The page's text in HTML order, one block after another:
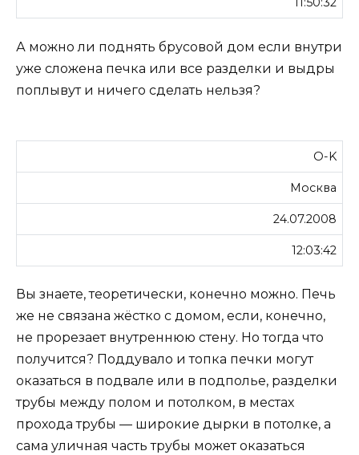
А можно ли поднять брусовой дом если внутри
уже сложена печка или все разделки и выдры
поплывут и ничего сделать нельзя?
O-K
Москва
24.07.2008
12:03:42
Вы знаете, теоретически, конечно можно. Печь
же не связана жёстко с домом, если, конечно,
не прорезает внутреннюю стену. Но тогда что
получится? Поддувало и топка печки могут
оказаться в подвале или в подполье, разделки
трубы между полом и потолком, в местах
прохода трубы — широкие дырки в потолке, а
сама уличная часть трубы может оказаться